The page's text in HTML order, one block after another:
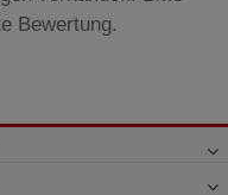
Bewertung.